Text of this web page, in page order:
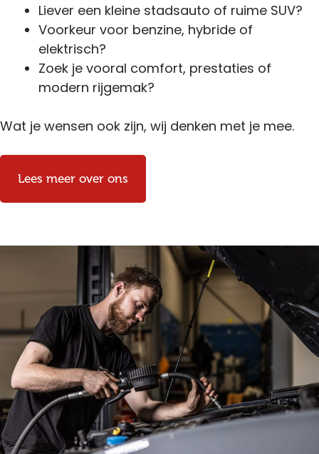
Liever een kleine stadsauto of ruime SUV?
Voorkeur voor benzine, hybride of
elektrisch?
Zoek je vooral comfort, prestaties of
modern rijgemak?
Wat je wensen ook zijn, wij denken met je mee.
Lees meer over ons